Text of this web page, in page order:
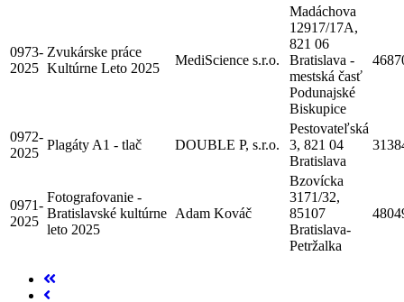
0973-
2025
Zvukárske práce
Kultúrne Leto 2025
MediScience s.r.o.
Madáchova
12917/17A,
821 06
Bratislava -
mestská časť
Podunajské
Biskupice
0972-
2025
Plagáty A1 - tlač DOUBLE P, s.r.o.
Pestovateľská
3, 821 04
Bratislava
0971-
2025
Fotografovanie -
Bratislavské kultúrne
leto 2025
Adam Kováč
Bzovícka
3171/32,
85107
Bratislava-
Petržalka